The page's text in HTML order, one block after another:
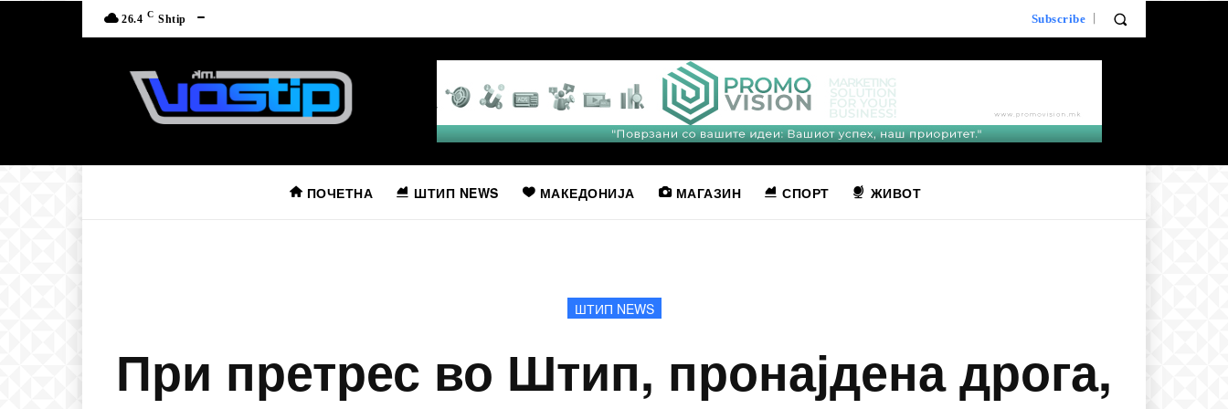
26.4 C Shtip Subscribe
ПОЧЕТНА ШТИП NEWS МАКЕДОНИЈА МАГАЗИН СПОРТ ЖИВОТ
ШТИП NEWS
При претрес во Штип, пронајдена дрога,